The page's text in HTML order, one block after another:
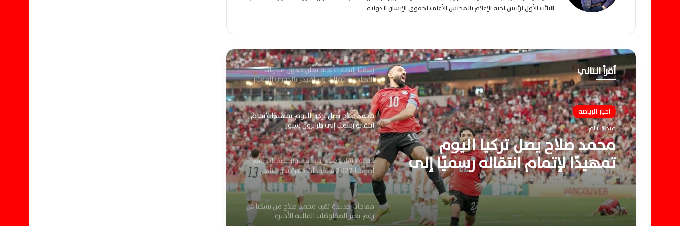
النائب الأول لرئيس لجنة الإعلام بالمجلس الأعلى لحقوق الإنسان الدولية.
أقرأ التالي
اخبار الرياضة
منذ 3 أيام
محمد صلاح يصل تركيا اليوم
تمهيدًا لإتمام انتقاله رسميًا إلى
طرابزون سبور
ويواصل تجهيز الفريق بقوة للموسم الجديد
رسميًا رابطة الأندية تعلن جدول مباريات
الأهلي والزمالك وبيراميدز بالدوري الممتاز
الجديد
محمد صلاح يصل تركيا اليوم تمهيدًا لإتمام
انتقاله رسميًا إلى طرابزون سبور
كتيبة حسام حسن تبدأ مشوار تصفيات أمم
أفريقيا 2027 بطموحات كبيرة نحو التأهل
مفاجآت جديدة تقرب محمد صلاح من بشكتاش
رغم تعثر المفاوضات المالية الأخيرة